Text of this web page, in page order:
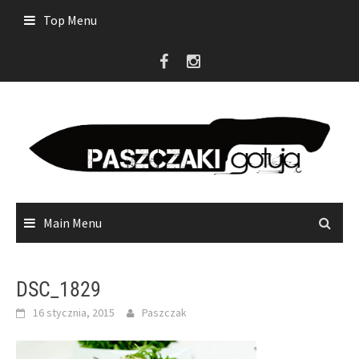
Top Menu
Main Menu
DSC_1829
16 stycznia, 2015 Paszczak